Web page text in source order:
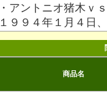
・アントニオ猪木ｖ
１９９４年１月４日
商品名